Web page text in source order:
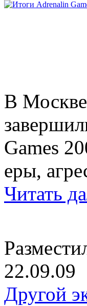
В
Games
еры,
Читать
22.09.09
Другой